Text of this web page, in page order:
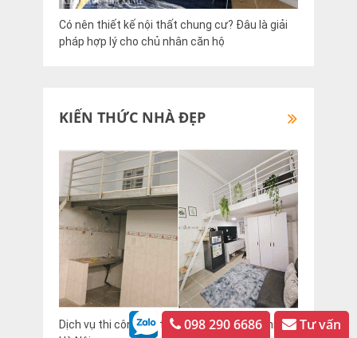
Có nên thiết kế nội thất chung cư? Đâu là giải
pháp hợp lý cho chủ nhân căn hộ
KIẾN THỨC NHÀ ĐẸP
Dịch vụ thi công cải tạo phòng trọ tiện nghi tại
098 290 6686 Tư vấn